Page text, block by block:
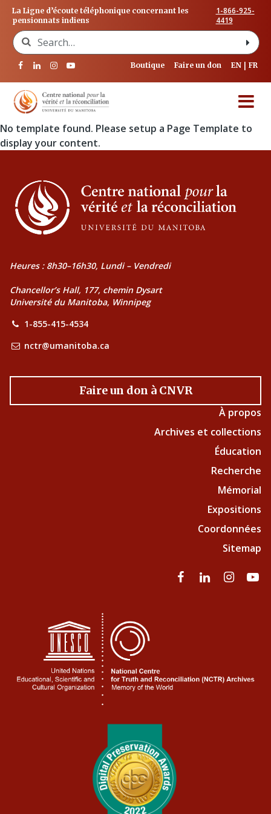
La Ligne d’écoute téléphonique concernant les
pensionnats indiens
1-866-925-
4419
Search for:
Boutique Faire un don EN FR
No template found. Please setup a Page Template to
display your content.
Heures : 8h30–16h30, Lundi – Vendredi
Chancellor’s Hall, 177, chemin Dysart
Université du Manitoba, Winnipeg
1-855-415-4534
nctr@umanitoba.ca
Faire un don à CNVR
À propos
Archives et collections
Éducation
Recherche
Mémorial
Expositions
Coordonnées
Sitemap